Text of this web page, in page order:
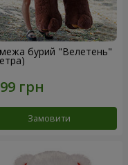
бурий "Велетень"
Замовити